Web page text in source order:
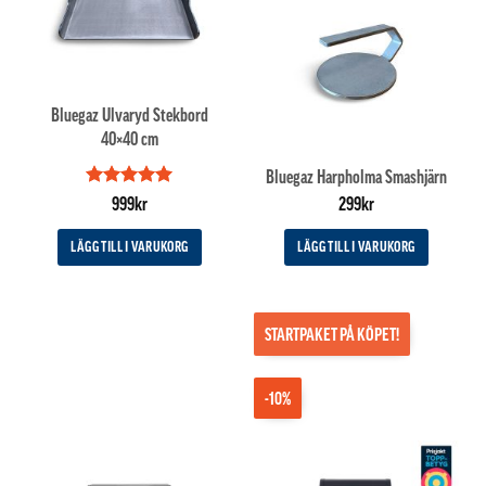
Bluegaz Ulvaryd Stekbord
40×40 cm
Betygsatt
999kr
LÄGG TILL I VARUKORG
Bluegaz Harpholma Smashjärn
299kr
LÄGG TILL I VARUKORG
-10%
STARTPAKET PÅ KÖPET!